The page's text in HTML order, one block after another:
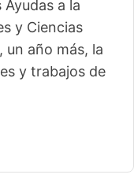
a la
y Ciencias
un año más, la
y trabajos de